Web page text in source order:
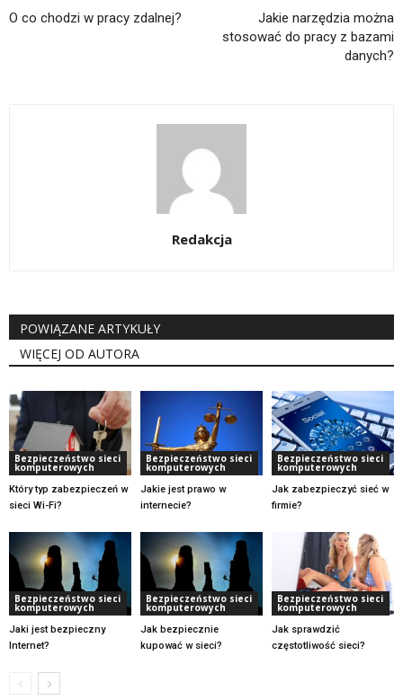
O co chodzi w pracy zdalnej?
Jakie narzędzia można
stosować do pracy z bazami
danych?
Redakcja
POWIĄZANE ARTYKUŁY
WIĘCEJ OD AUTORA
Bezpieczeństwo sieci
komputerowych
Który typ zabezpieczeń w
sieci Wi-Fi?
Bezpieczeństwo sieci
komputerowych
Jakie jest prawo w
internecie?
Bezpieczeństwo sieci
komputerowych
Jak zabezpieczyć sieć w
firmie?
Bezpieczeństwo sieci
komputerowych
Jaki jest bezpieczny
Internet?
Bezpieczeństwo sieci
komputerowych
Jak bezpiecznie
kupować w sieci?
Bezpieczeństwo sieci
komputerowych
Jak sprawdzić
częstotliwość sieci?